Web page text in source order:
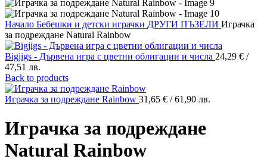
Начало Бебешки и детски играчки ДРУГИ ПЪЗЕЛИ Играчка
за подреждане Natural Rainbow
Bigjigs - Дървена игра с цветни облигации и числа 24,29 € /
47,51 лв.
Back to products
Играчка за подреждане Rainbow 31,65 € / 61,90 лв.
Играчка за подреждане
Natural Rainbow